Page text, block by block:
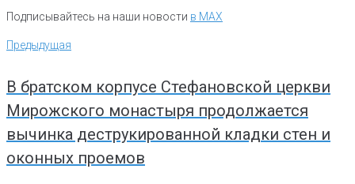
Подписывайтесь на наши новости в MAX
Навигация
по
Предыдущая
Предыдущая
В братском корпусе Стефановской церкви
Мирожского монастыря продолжается
вычинка деструкированной кладки стен и
оконных проемов